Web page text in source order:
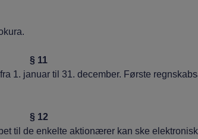
§ 11
januar til 31. december. Første
§ 12
de enkelte aktionærer kan ske